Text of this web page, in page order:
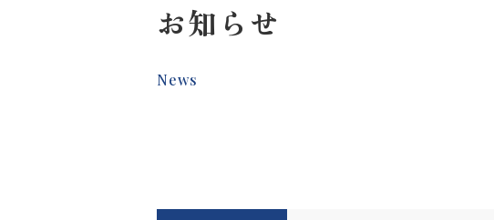
お知らせ
News